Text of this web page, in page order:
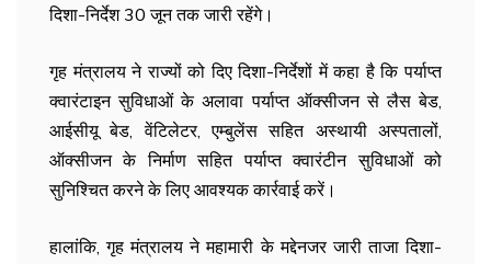
दिशा-निर्देश 30 जून तक जारी रहेंगे।
गृह मंत्रालय ने राज्यों को दिए दिशा-निर्देशों में कहा है कि पर्याप्त
क्वारंटाइन सुविधाओं के अलावा पर्याप्त ऑक्सीजन से लैस बेड,
आईसीयू बेड, वेंटिलेटर, एम्बुलेंस सहित अस्थायी अस्पतालों,
ऑक्सीजन के निर्माण सहित पर्याप्त क्वारंटीन सुविधाओं को
सुनिश्चित करने के लिए आवश्यक कार्रवाई करें।
हालांकि, गृह मंत्रालय ने महामारी के मद्देनजर जारी ताजा दिशा-